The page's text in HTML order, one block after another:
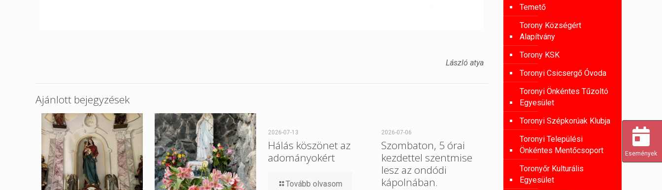
László atya
Ajánlott bejegyzések
2026-07-13
Hálás köszönet az
adományokért
Tovább olvasom
2026-07-06
Szombaton, 5 órai
kezdettel szentmise
lesz az ondódi
kápolnában.
Temető
Torony Községért
Alapítvány
Torony KSK
Toronyi Csicsergő Óvoda
Toronyi Önkéntes Tűzoltó
Egyesület
Toronyi Szépkorúak Klubja
Toronyi Települési
Önkéntes Mentőcsoport
Toronyőr Kulturális
Egyesület
Események